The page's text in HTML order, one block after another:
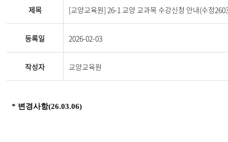
제목 [교양교육원] 26-1 교양 교과목 수강신청 안내(수정
등록일 2026-02-03
작성자 교양교육원
* 변경사항(26.03.06)